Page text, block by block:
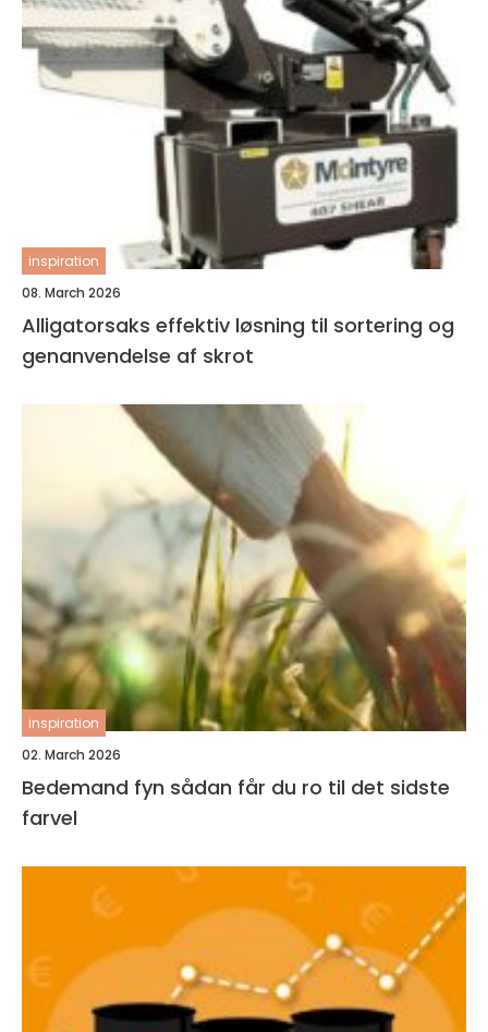
inspiration
08. March 2026
Alligatorsaks effektiv løsning til sortering og
genanvendelse af skrot
inspiration
02. March 2026
Bedemand fyn sådan får du ro til det sidste
farvel